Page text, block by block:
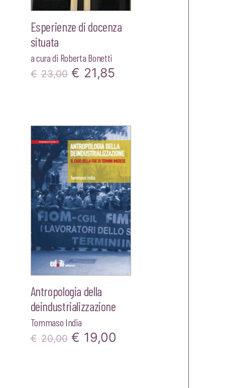
Esperienze di docenza
situata
a cura di Roberta Bonetti
€ 23,00 Il
era:
€23,00.
€ 21,85Il
è:
€21,85.
Antropologia della
deindustrializzazione
Tommaso India
€ 20,00 Il
€ 19,00